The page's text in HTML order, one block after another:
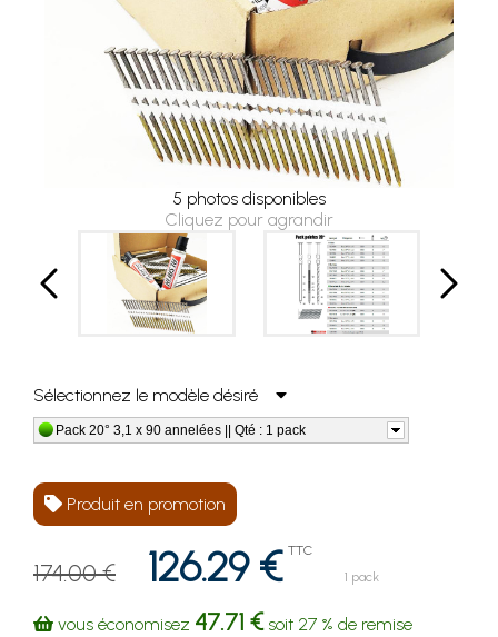
5 photos disponibles
Cliquez pour agrandir
Sélectionnez le modèle désiré
Pack 20° 3,1 x 90 annelées || Qté : 1 pack
Produit en promotion
174.00 € 126.29 € TTC
1 pack
vous économisez 47.71 €soit 27 % de remise